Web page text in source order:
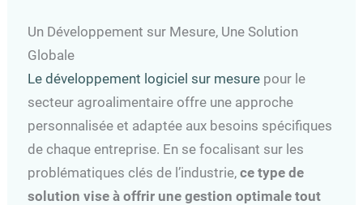
Un Développement sur Mesure, Une Solution
Globale
Le développement logiciel sur mesure pour le
secteur agroalimentaire offre une approche
personnalisée et adaptée aux besoins spécifiques
de chaque entreprise. En se focalisant sur les
problématiques clés de l’industrie,ce type de
solution vise à offrir une gestion optimale tout